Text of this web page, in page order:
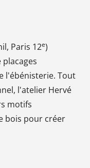
Paris 12e)
l'ébénisterie. Tout
l'atelier Hervé
motifs
bois pour créer